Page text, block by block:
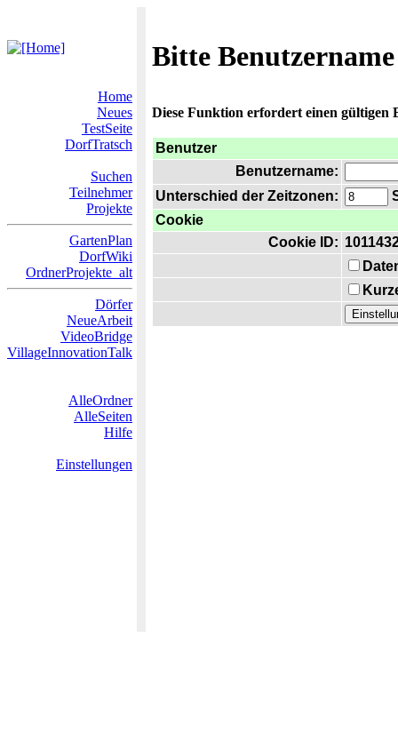
Bitte
Home
Neues
TestSeite
DorfTratsch
Suchen
Teilnehmer
Projekte
GartenPlan
DorfWiki
OrdnerProjekte_alt
Dörfer
NeueArbeit
VideoBridge
VillageInnovationTalk
AlleOrdner
AlleSeiten
Hilfe
Einstellungen
Diese Funktion erfordert einen gültigen
Benutzer
Benutzername:
Unterschied der Zeitzonen:
Cookie
Cookie ID: